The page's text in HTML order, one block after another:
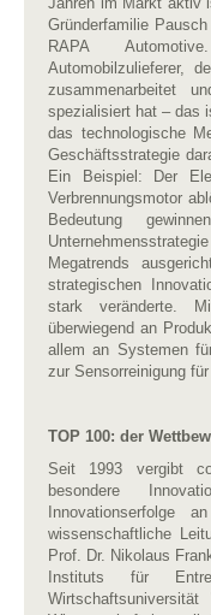
Gründerfamilie
RAPA
Automobilzulieferer,
zusammenarbeitet
spezialisiert hat – das
das technologische
Geschäftsstrategie
Ein Beispiel: Der
Verbrennungsmotor
Bedeutung
Megatrends
strategischen
stark veränderte.
überwiegend an
allem an Systemen
zur Sensorreinigung
TOP 100: der
Seit 1993 vergibt
besondere
Innovationserfolge
wissenschaftliche
Prof. Dr. Nikolaus
Instituts für